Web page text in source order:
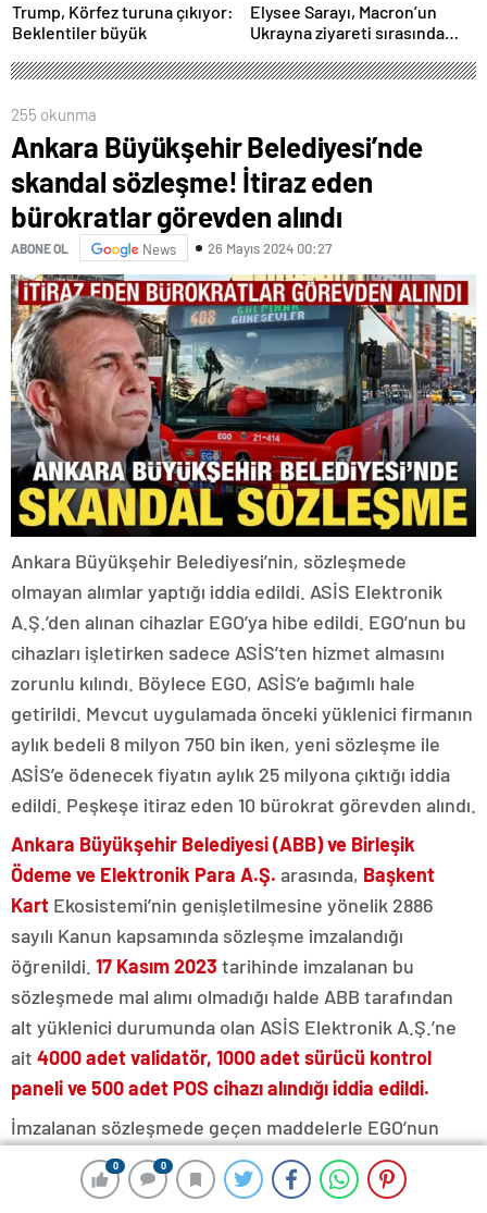
0 0
0 0
0 0
Trump, Körfez turuna çıkıyor:
Beklentiler büyük
Elysee Sarayı, Macron’un
Ukrayna ziyareti sırasında
iddiasını yalanladı
255 okunma
Ankara Büyükşehir Belediyesi’nde
skandal sözleşme! İtiraz eden
bürokratlar görevden alındı
ABONE OL News 26 Mayıs 2024 00:27
0 0
Ankara Büyükşehir Belediyesi’nin, sözleşmede
olmayan alımlar yaptığı iddia edildi. ASİS Elektronik
A.Ş.’den alınan cihazlar EGO’ya hibe edildi. EGO’nun bu
cihazları işletirken sadece ASİS’ten hizmet almasını
zorunlu kılındı. Böylece EGO, ASİS’e bağımlı hale
getirildi. Mevcut uygulamada önceki yüklenici firmanın
aylık bedeli 8 milyon 750 bin iken, yeni sözleşme ile
ASİS’e ödenecek fiyatın aylık 25 milyona çıktığı iddia
edildi. Peşkeşe itiraz eden 10 bürokrat görevden alındı.
Ankara Büyükşehir Belediyesi (ABB) ve Birleşik
Ödeme ve Elektronik Para A.Ş. arasında, Başkent
Kart Ekosistemi’nin genişletilmesine yönelik 2886
sayılı Kanun kapsamında sözleşme imzalandığı
öğrenildi. 17 Kasım 2023 tarihinde imzalanan bu
sözleşmede mal alımı olmadığı halde ABB tarafından
alt yüklenici durumunda olan ASİS Elektronik A.Ş.’ne
ait 4000 adet validatör, 1000 adet sürücü kontrol
paneli ve 500 adet POS cihazı alındığı iddia edildi.
İmzalanan sözleşmede geçen maddelerle EGO’nun
menfaatleri gözetilmedi,
ASİS’
e karşı maliyetler 3
katına çıktı. Peşkeş sözleşmesine imza atmayan